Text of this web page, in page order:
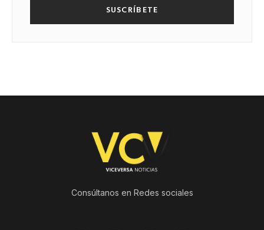
SUSCRÍBETE
Consúltanos en Redes sociales